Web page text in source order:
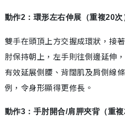
動作2：環形左右伸展（重複20次
雙手在頭頂上方交握成環狀，接
肘保持朝上，左手則往側邊延伸
有效延展側腰、背闊肌及肩側線
例，令身形顯得更修長。
動作3：手肘開合/肩胛夾背（重複